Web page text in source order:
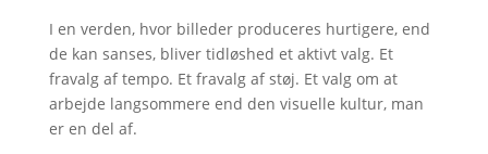
I en verden, hvor billeder produceres hurtigere, end
de kan sanses, bliver tidløshed et aktivt valg. Et
fravalg af tempo. Et fravalg af støj. Et valg om at
arbejde langsommere end den visuelle kultur, man
er en del af.